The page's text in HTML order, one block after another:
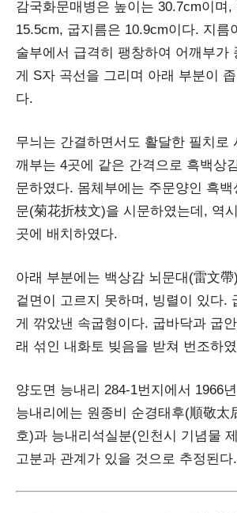
감국화문매병은 높이는 30.7cm이며,
15.5cm, 굽지름은 10.9cm이다. 지름
술부에서 급격히 팽창하여 어깨부가
게 S자 곡선을 그리며 아래 부분이
다.
무늬는 간결하면서도 활달한 필치로
깨부는 4곳에 같은 간격으로 흑백상
문하였다. 몸체부에는 주문양인 흑백
문(菊花折枝文)을 시문하였는데, 역
곳에 배치하였다.
아래 부분에는 백상감 뇌문대(雷文
겉면이 고르지 못하며, 빙렬이 있다.
게 깎았낸 속굽형이다. 굽바닥과 굽
래 섞인 내화토 빚음을 받쳐 번조하
양도면 능내리 284-1번지에서 1966
능내리에는 원종비 순경태후(順敬太
호)과 능내리석실분(인천시 기념물
고분과 관계가 있을 것으로 추정된다.